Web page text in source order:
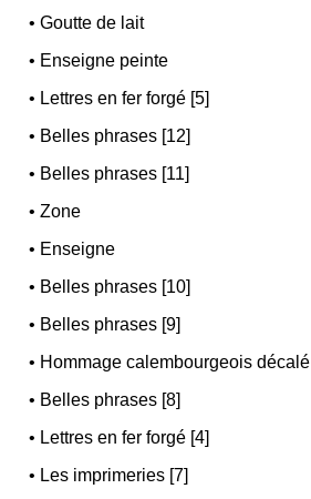
•Goutte de lait
• Enseigne peinte
• Lettres en fer forgé [5]
• Belles phrases [12]
• Belles phrases [11]
•Zone
• Enseigne
• Belles phrases [10]
• Belles phrases [9]
• Hommage calembourgeois décalé
• Belles phrases [8]
• Lettres en fer forgé [4]
• Les imprimeries [7]